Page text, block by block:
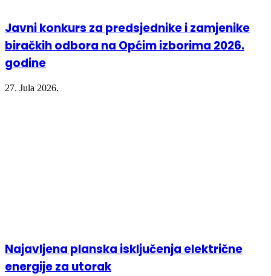
Javni konkurs za predsjednike i zamjenike
biračkih odbora na Općim izborima 2026.
godine
27. Jula 2026.
Najavljena planska isključenja električne
energije za utorak